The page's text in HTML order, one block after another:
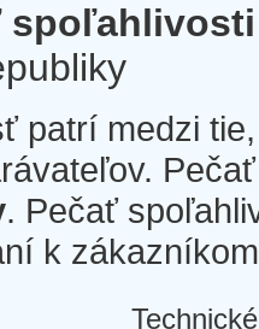
spoľahlivosti
patrí medzi
. Pečať
k